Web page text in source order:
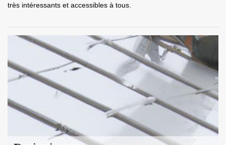
très intéressants et accessibles à tous.